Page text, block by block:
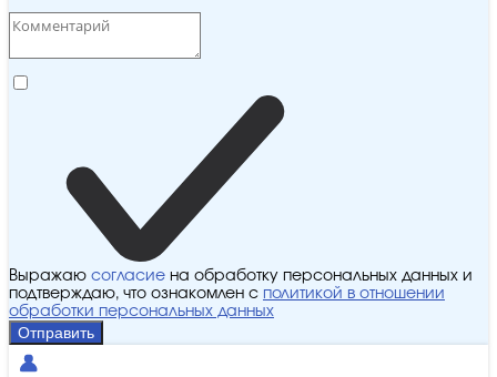
Выражаю согласие на обработку персональных данных и
подтверждаю, что ознакомлен с политикой в отношении
обработки персональных данных
Отправить